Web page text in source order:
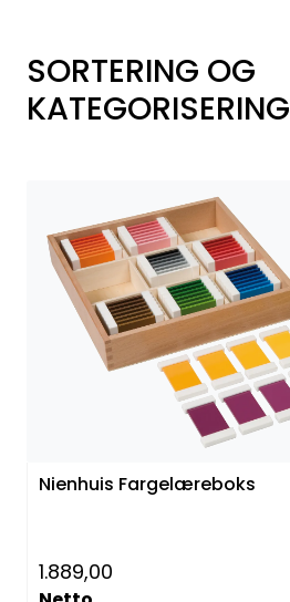
SORTERING OG
KATEGORISERING
Nienhuis Fargelæreboks
1.889,00